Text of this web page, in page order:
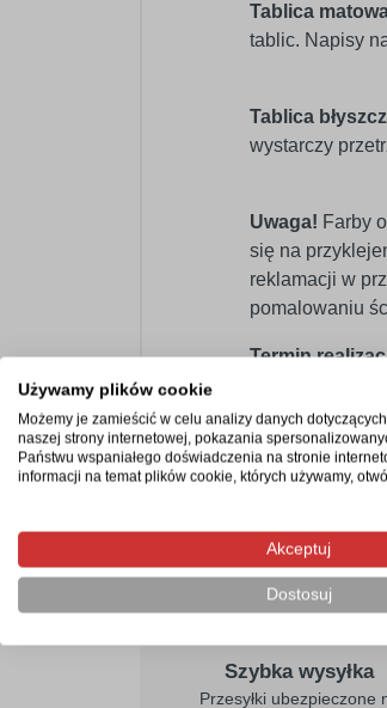
Tablica
tablic. Napisy
Tablica
wystarczy
Uwaga! Farby
się na
reklamacji w
pomalowaniu
Termin
Szybka wysyłka
Przesyłki ubezpieczone
Używamy plików cookie
Możemy je zamieścić w celu analizy danych
naszej strony internetowej, pokazania
Państwu wspaniałego doświadczenia na stronie
informacji na temat plików cookie, których używamy,
Akceptuj
Dostosuj